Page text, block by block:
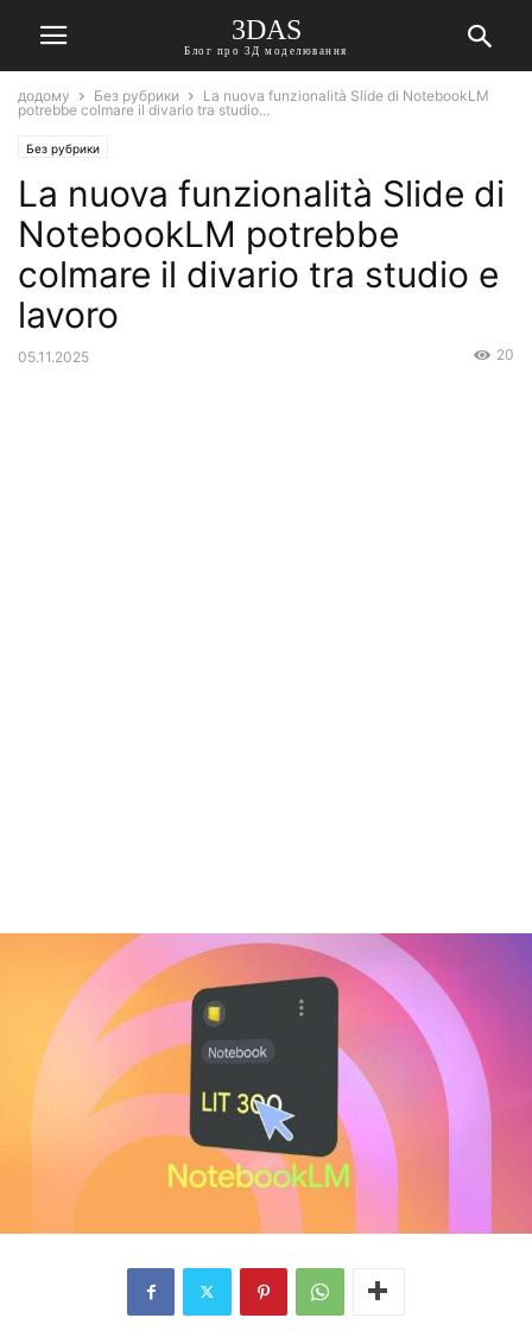
3DAS
Блог про 3Д моделювання
додому Без рубрики
La nuova funzionalità Slide di NotebookLM
potrebbe colmare il divario tra studio...
Без рубрики
La nuova funzionalità Slide di
NotebookLM potrebbe
colmare il divario tra studio e
lavoro
05.11.2025 20